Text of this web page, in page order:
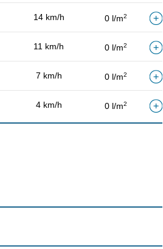
14 km/h 0 l/m2
11 km/h 0 l/m2
7 km/h 0 l/m2
4 km/h 0 l/m2